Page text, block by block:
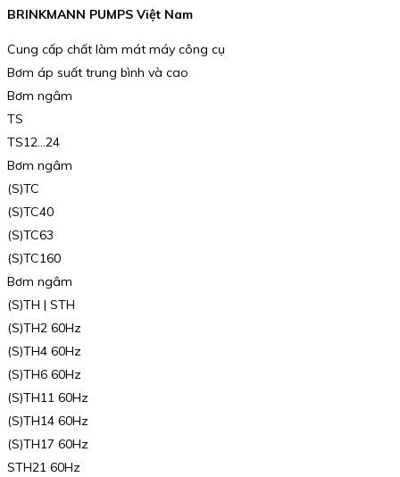
BRINKMANN PUMPS Việt Nam
Cung cấp chất làm mát máy công cụ
Bơm áp suất trung bình và cao
Bơm ngâm
TS
TS12…24
Bơm ngâm
(S)TC
(S)TC40
(S)TC63
(S)TC160
Bơm ngâm
(S)TH | STH
(S)TH2 60Hz
(S)TH4 60Hz
(S)TH6 60Hz
(S)TH11 60Hz
(S)TH14 60Hz
(S)TH17 60Hz
STH21 60Hz